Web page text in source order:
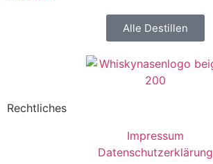
Alle Destillen
Rechtliches
Impressum
Datenschutzerklärung